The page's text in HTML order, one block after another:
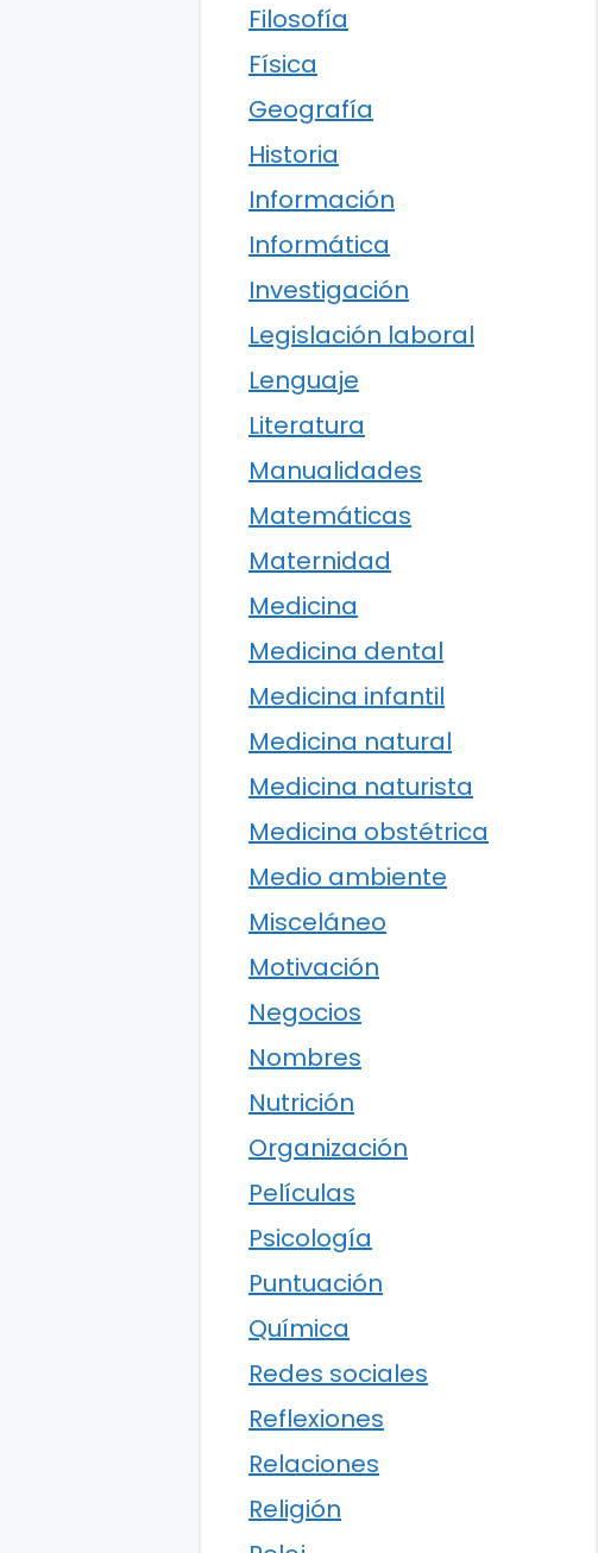
Filosofía
Física
Geografía
Historia
Información
Informática
Investigación
Legislación laboral
Lenguaje
Literatura
Manualidades
Matemáticas
Maternidad
Medicina
Medicina dental
Medicina infantil
Medicina natural
Medicina naturista
Medicina obstétrica
Medio ambiente
Misceláneo
Motivación
Negocios
Nombres
Nutrición
Organización
Películas
Psicología
Puntuación
Química
Redes sociales
Reflexiones
Relaciones
Religión